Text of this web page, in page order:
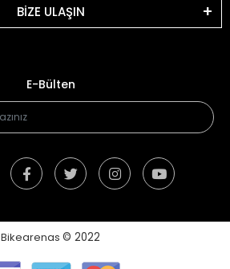
BİZE ULAŞIN
E-Bülten
Bikearenas © 2022